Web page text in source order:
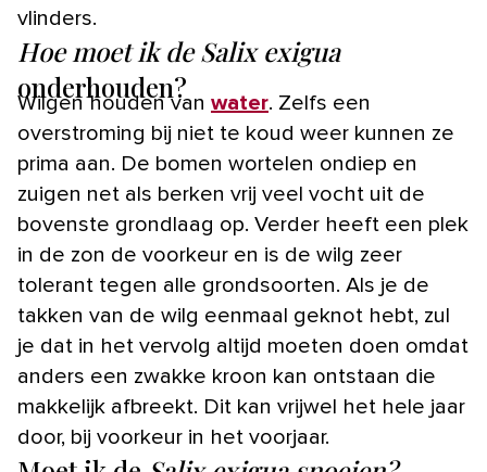
vlinders.
Hoe moet ik de Salix exigua
onderhouden?
Wilgen houden van water. Zelfs een
overstroming bij niet te koud weer kunnen ze
prima aan. De bomen wortelen ondiep en
zuigen net als berken vrij veel vocht uit de
bovenste grondlaag op. Verder heeft een plek
in de zon de voorkeur en is de wilg zeer
tolerant tegen alle grondsoorten. Als je de
takken van de wilg eenmaal geknot hebt, zul
je dat in het vervolg altijd moeten doen omdat
anders een zwakke kroon kan ontstaan die
makkelijk afbreekt. Dit kan vrijwel het hele jaar
door, bij voorkeur in het voorjaar.